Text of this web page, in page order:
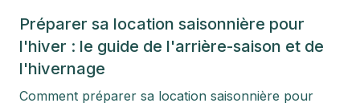
Préparer sa location saisonnière pour
l'hiver : le guide de l'arrière-saison et de
l'hivernage
Comment préparer sa location saisonnière pour